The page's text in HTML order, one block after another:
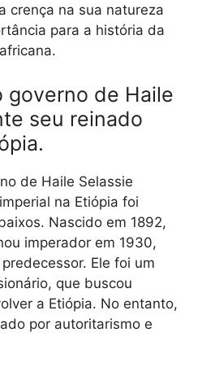
crença na sua natureza
para a história da
governo de Haile
seu reinado
de Haile Selassie
na Etiópia foi
Nascido em 1892,
imperador em 1930,
Ele foi um
que buscou
a Etiópia. No entanto,
por autoritarismo e